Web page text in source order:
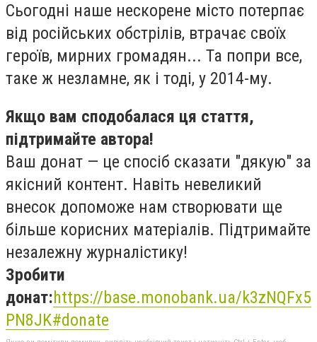
Сьогодні наше нескорене місто потерпає
від російських обстрілів, втрачає своїх
героїв, мирних громадян... Та попри все,
таке ж незламне, як і тоді, у 2014-му.
Якщо вам сподобалася ця стаття,
підтримайте автора!
Ваш донат — це спосіб сказати "дякую" за
якісний контент. Навіть невеликий
внесок допоможе нам створювати ще
більше корисних матеріалів. Підтримайте
незалежну журналістику!
Зробити
донат:https://base.monobank.ua/k3zNQFx5
PN8JK#donate